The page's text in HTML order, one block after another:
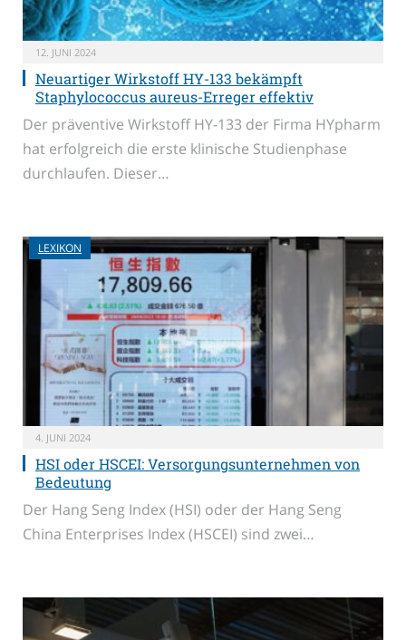
12. JUNI 2024
Neuartiger Wirkstoff HY-133 bekämpft
Staphylococcus aureus-Erreger effektiv
Der präventive Wirkstoff HY-133 der Firma HYpharm
hat erfolgreich die erste klinische Studienphase
durchlaufen. Dieser…
LEXIKON
4. JUNI 2024
HSI oder HSCEI: Versorgungsunternehmen von
Bedeutung
Der Hang Seng Index (HSI) oder der Hang Seng
China Enterprises Index (HSCEI) sind zwei…